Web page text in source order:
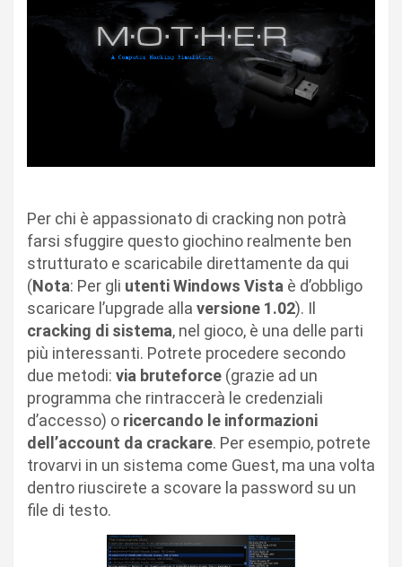
Per chi è appassionato di cracking non potrà
farsi sfuggire questo giochino realmente ben
strutturato e scaricabile direttamente da qui
(Nota: Per gli utenti Windows Vista è d’obbligo
scaricare l’upgrade alla versione 1.02). Il
cracking di sistema, nel gioco, è una delle parti
più interessanti. Potrete procedere secondo
due metodi: via bruteforce (grazie ad un
programma che rintraccerà le credenziali
d’accesso) o ricercando le informazioni
dell’account da crackare. Per esempio, potrete
trovarvi in un sistema come Guest, ma una volta
dentro riuscirete a scovare la password su un
file di testo.